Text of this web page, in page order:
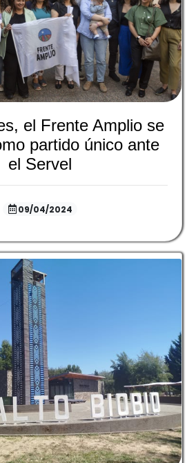
el Frente Amplio se
partido único ante
el Servel
09/04/2024